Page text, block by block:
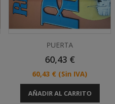
PUERTA
Precio
60,43 €
Precio
60,43 € (Sin IVA)
AÑADIR AL CARRITO